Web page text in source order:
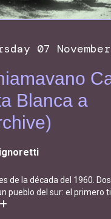
07
Blanca a
de la década del 1960.
pueblo del sur: el primero